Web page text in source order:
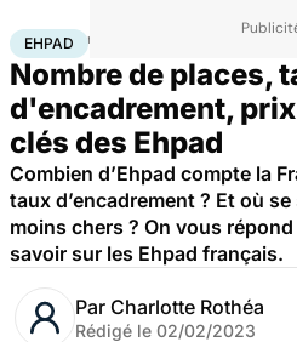
AccueilSanté
EHPAD
Nombre de places,
d'encadrement,
clés des Ehpad
Combien d’Ehpad compte la
taux d’encadrement ? Et où
moins chers ? On vous
savoir sur les Ehpad français.
Par Charlotte Rothéa
Rédigé le 02/02/2023